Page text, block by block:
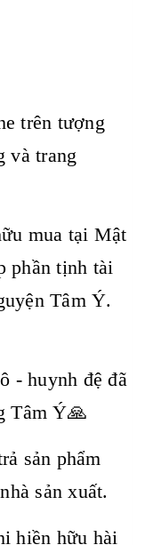
trên tượng
và trang
mua tại Mật
phần tịnh tài
Tâm Ý.
- huynh đệ đã
Tâm Ý🙏
sản phẩm
sản xuất.
hiền hữu hài